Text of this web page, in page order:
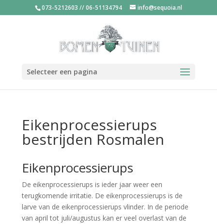
073-5212603 // 06-51134794 info@sequoia.nl
Selecteer een pagina
Eikenprocessierups
bestrijden Rosmalen
Eikenprocessierups
De eikenprocessierups is ieder jaar weer een
terugkomende irritatie. De eikenprocessierups is de
larve van de eikenprocessierups vlinder. In de periode
van april tot juli/augustus kan er veel overlast van de